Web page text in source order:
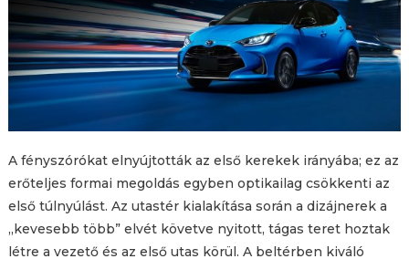
A fényszórókat elnyújtották az első kerekek irányába; ez az
erőteljes formai megoldás egyben optikailag csökkenti az
első túlnyúlást. Az utastér kialakítása során a dizájnerek a
„kevesebb több” elvét követve nyitott, tágas teret hoztak
létre a vezető és az első utas körül. A beltérben kiváló